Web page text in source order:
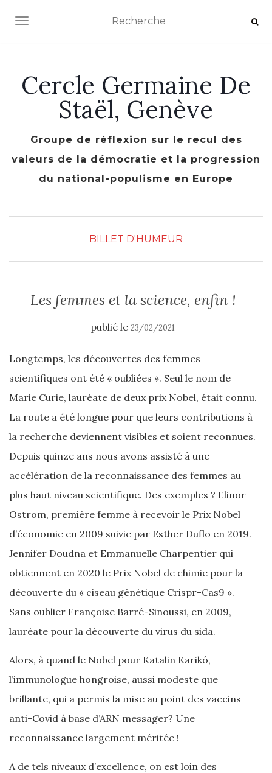
AFFICHER/MASQUER LA NAVIGATION
Cercle Germaine De
Staël, Genève
Groupe de réflexion sur le recul des
valeurs de la démocratie et la progression
du national-populisme en Europe
BILLET D'HUMEUR
Les femmes et la science, enfin !
publié le 23/02/2021
Longtemps, les découvertes des femmes
scientifiques ont été « oubliées ». Seul le nom de
Marie Curie, lauréate de deux prix Nobel, était connu.
La route a été longue pour que leurs contributions à
la recherche deviennent visibles et soient reconnues.
Depuis quinze ans nous avons assisté à une
accélération de la reconnaissance des femmes au
plus haut niveau scientifique. Des exemples ? Elinor
Ostrom, première femme à recevoir le Prix Nobel
d’économie en 2009 suivie par Esther Duflo en 2019.
Jennifer Doudna et Emmanuelle Charpentier qui
obtiennent en 2020 le Prix Nobel de chimie pour la
découverte du « ciseau génétique Crispr-Cas9 ».
Sans oublier Françoise Barré-Sinoussi, en 2009,
lauréate pour la découverte du virus du sida.
Alors, à quand le Nobel pour Katalin Karikó,
l’immunologue hongroise, aussi modeste que
brillante, qui a permis la mise au point des vaccins
anti-Covid à base d’ARN messager? Une
reconnaissance largement méritée !
A de tels niveaux d’excellence, on est loin des